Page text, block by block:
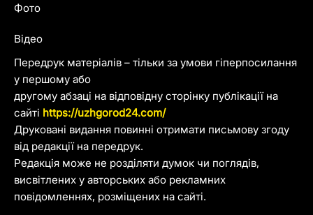
Передрук матеріалів – тільки за умови гіперпосилання
у першому або
другому абзаці на відповідну сторінку публікації на
сайті https://uzhgorod24.com/
Друковані видання повинні отримати письмову згоду
від редакції на передрук.
Редакція може не розділяти думок чи поглядів,
висвітлених у авторських або рекламних
повідомленнях, розміщених на сайті.
Фото
Відео